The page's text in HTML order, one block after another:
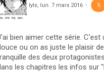
lyls, lun. 7 mars 2016 5
bien aimer cette série. C'est
ou on as juste le plaisir
des deux
les chapitres les infos sur